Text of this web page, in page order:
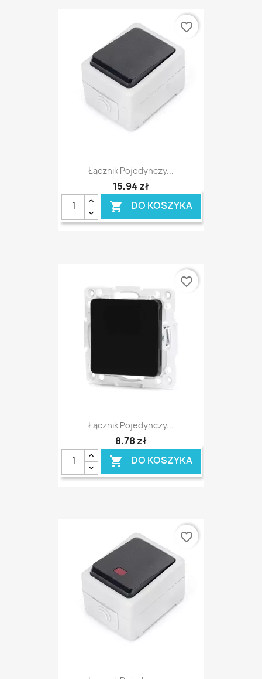
Łącznik Pojedynczy...
15,94 zł
 DO KOSZYKA
favorite_border
Łącznik Pojedynczy...
8,78 zł
 DO KOSZYKA
favorite_border
favorite_border